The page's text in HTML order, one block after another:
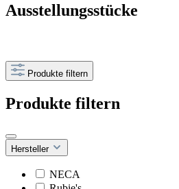
Ausstellungsstücke
Produkte filtern
Produkte filtern
Hersteller
NECA